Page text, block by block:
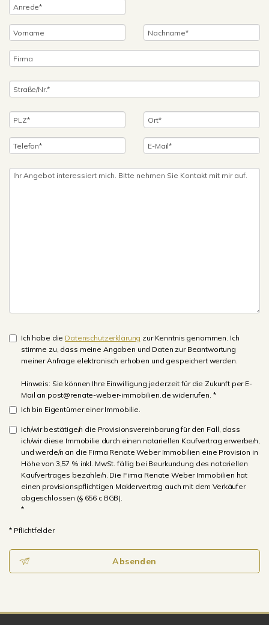
Ich habe die Datenschutzerklärung zur Kenntnis genommen. Ich
stimme zu, dass meine Angaben und Daten zur Beantwortung
meiner Anfrage elektronisch erhoben und gespeichert werden.
Hinweis: Sie können Ihre Einwilligung jederzeit für die Zukunft per E-
Mail an post@renate-weber-immobilien.de widerrufen. *
Ich bin Eigentümer einer Immobilie.
Ich/wir bestätige/n die Provisionsvereinbarung für den Fall, dass
ich/wir diese Immobilie durch einen notariellen Kaufvertrag erwerbe/n,
und werde/n an die Firma Renate Weber Immobilien eine Provision in
Höhe von 3,57 % inkl. MwSt. fällig bei Beurkundung des notariellen
Kaufvertrages bezahle/n. Die Firma Renate Weber Immobilien hat
einen provisionspflichtigen Maklervertrag auch mit dem Verkäufer
abgeschlossen (§ 656 c BGB).
*
* Pflichtfelder
Absenden